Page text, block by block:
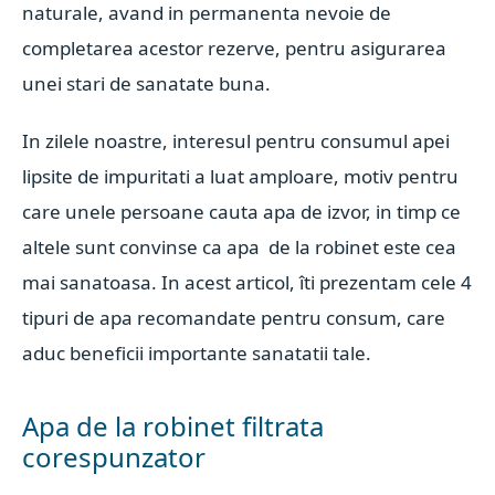
naturale, avand in permanenta nevoie de
completarea acestor rezerve, pentru asigurarea
unei stari de sanatate buna.
In zilele noastre, interesul pentru consumul apei
lipsite de impuritati a luat amploare, motiv pentru
care unele persoane cauta apa de izvor, in timp ce
altele sunt convinse ca apa de la robinet este cea
mai sanatoasa. In acest articol, îti prezentam cele 4
tipuri de apa recomandate pentru consum, care
aduc beneficii importante sanatatii tale.
Apa de la robinet filtrata
corespunzator